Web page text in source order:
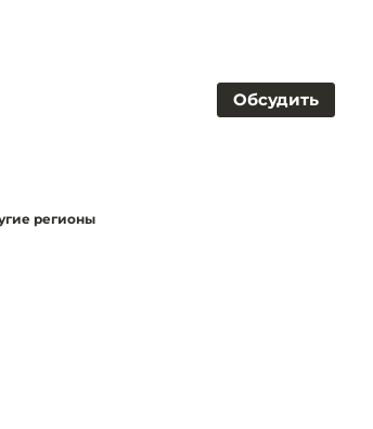
Обсудить
регионы